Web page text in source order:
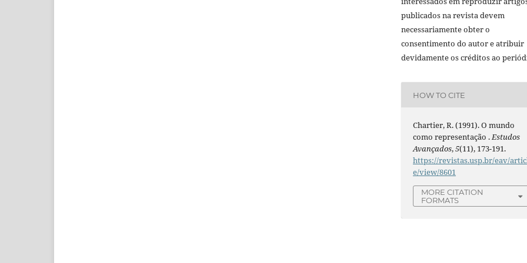
publicados na revista devem
necessariamente obter o
consentimento do autor e atribuir
devidamente os créditos ao
HOW TO CITE
Chartier, R. (1991). O mundo
como representação .Estudos
Avançados,5(11), 173-191.
https://revistas.usp.br/eav/
e/view/8601
MORE CITATION
FORMATS